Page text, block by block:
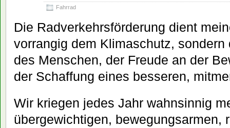
Fahrrad
Die Radverkehrsförderung dient
vorrangig dem Klimaschutz, sondern
des Menschen, der Freude an der
der Schaffung eines besseren,
Wir kriegen jedes Jahr wahnsinnig
übergewichtigen, bewegungsarmen,